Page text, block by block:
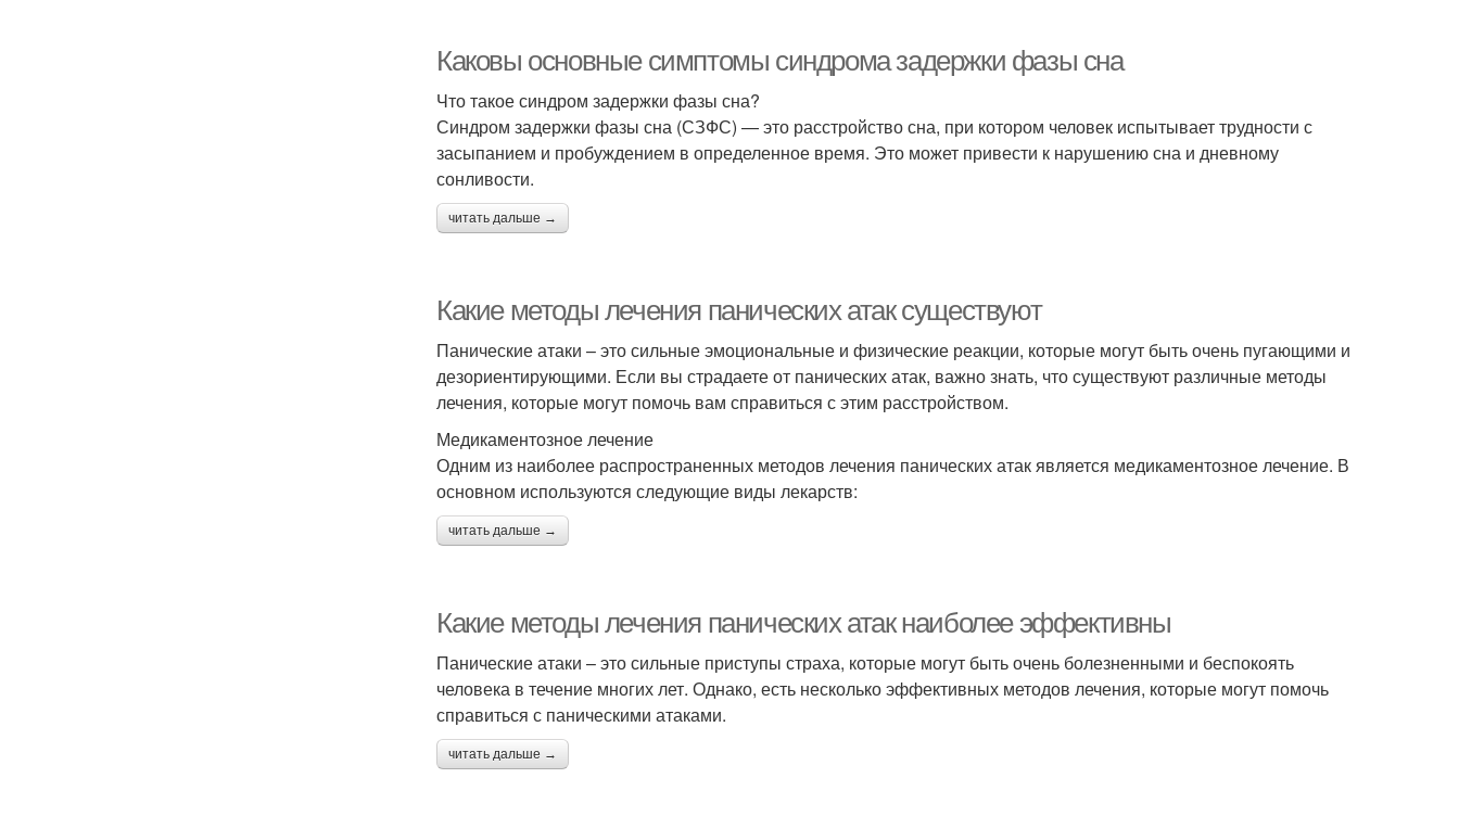
Каковы основные симптомы синдрома задержки фазы сна
Что такое синдром задержки фазы сна?
Синдром задержки фазы сна (СЗФС) — это расстройство сна, при котором человек испытывает трудности с
засыпанием и пробуждением в определенное время. Это может привести к нарушению сна и дневному
сонливости.
читать дальше →
Какие методы лечения панических атак существуют
Панические атаки – это сильные эмоциональные и физические реакции, которые могут быть очень пугающими и
дезориентирующими. Если вы страдаете от панических атак, важно знать, что существуют различные методы
лечения, которые могут помочь вам справиться с этим расстройством.
Медикаментозное лечение
Одним из наиболее распространенных методов лечения панических атак является медикаментозное лечение. В
основном используются следующие виды лекарств:
читать дальше →
Какие методы лечения панических атак наиболее эффективны
Панические атаки – это сильные приступы страха, которые могут быть очень болезненными и беспокоять
человека в течение многих лет. Однако, есть несколько эффективных методов лечения, которые могут помочь
справиться с паническими атаками.
читать дальше →